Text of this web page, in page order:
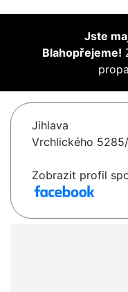
Jste
Blahopřejeme!
Jihlava
Vrchlického
Zobrazit profil